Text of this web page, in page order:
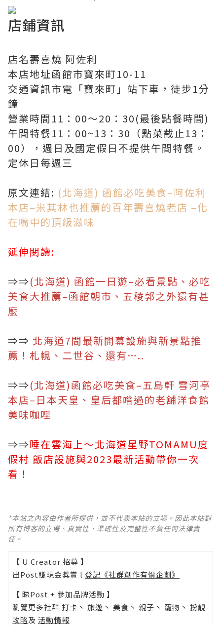
店鋪資訊
店名壽喜燒 阿佐利
本店地址函館市寶來町10-11
交通資訊市電「寶來町」站下車，徒步1分
鐘
營業時間11：00～20：30(最後點餐時間)
午間特餐11：00~13：30（點菜截止13：
00），週日及國定假日不提供午間特餐。
定休日每週三
原文連結: (北海道) 函館必吃美食–阿佐利
本店–米其林也推薦的百年壽喜燒老店 –化
在嘴中的頂級滋味
延伸閱讀:
⇒⇒(北海道) 函館一日遊–必看景點、必吃
美食大推薦–函館朝市、五稜郭之外還有甚
麼
⇒⇒ 北海道7間最新開幕設施與新景點推
薦！札幌、二世谷、還有…..
⇒⇒(北海道)函館必吃美食–五島軒 雪河亭
本店–日本天皇、皇后都嚐過的老舖洋食館
美味咖哩
⇒⇒睡在雲海上～北海道星野TOMAMU度
假村 飯店設施與2023最新活動帶你一次
看！
*本站之內容由作者所提供，並不代表本站的立場。因此本站對
所有博客的立場、真實性、準確性及完整性不負任何法律責
任。
【 U Creator 招募 】
出Post賺現金獎賞 l 登記《社群創作有價企劃》
【 睇Post + 參加品牌活動 】
瀏覽更多社群 打卡 丶 旅遊 丶 美食 丶 親子 丶 寵物 丶 扮靚
攻略及 活動情報